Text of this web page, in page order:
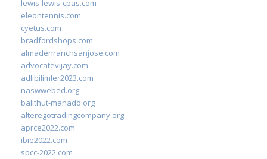
lewis-lewis-cpas.com
eleontennis.com
cyetus.com
bradfordshops.com
almadenranchsanjose.com
advocatevijay.com
adlibilimler2023.com
naswwebed.org
balithut-manado.org
alteregotradingcompany.org
aprce2022.com
ibie2022.com
sbcc-2022.com